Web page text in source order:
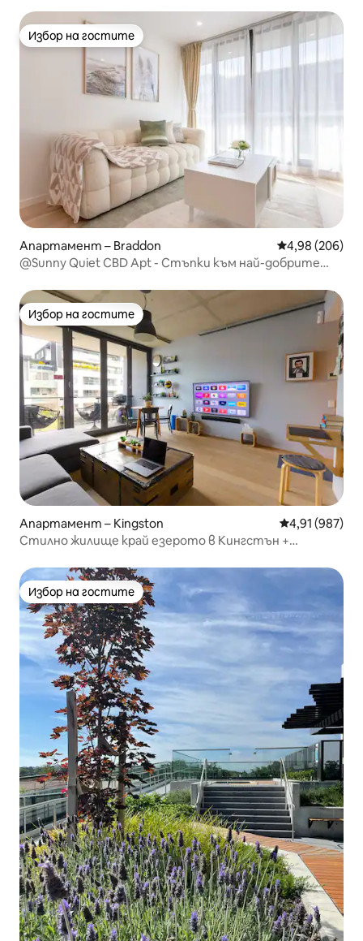
Избор на гостите
Избор на гостите
Апартамент – Braddon Средна
4,98 (206)
@Sunny Quiet CBD Apt - Стъпки към най-добрите
Избор на гостите
Избор на гостите
Апартамент – Kingston Средна
4,91 (987)
Стилно жилище край езерото в Кингстън +
Избор на гостите
Избор на гостите